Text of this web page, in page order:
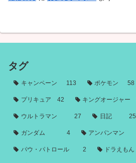
タグ
キャンペーン 113 ポケモン 58
プリキュア 42 キングオージャー
ウルトラマン 27 日記 25
ガンダム 4 アンパンマン
パウ・パトロール 2 ドラえもん